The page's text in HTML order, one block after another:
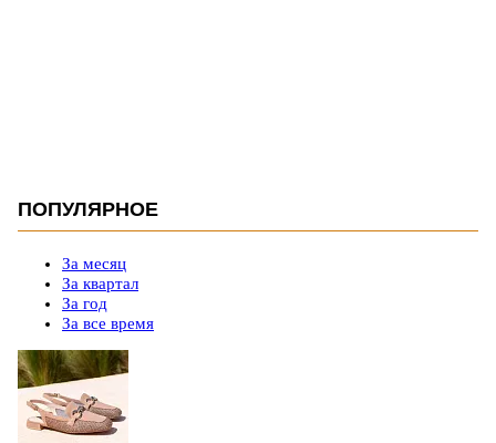
ПОПУЛЯРНОЕ
За месяц
За квартал
За год
За все время